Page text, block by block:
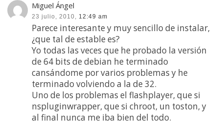
Miguel Ángel
23 julio, 2010, 12:49 am
Parece interesante y muy sencillo de instalar,
¿que tal de estable es?
Yo todas las veces que he probado la versión
de 64 bits de debian he terminado
cansándome por varios problemas y he
terminado volviendo a la de 32.
Uno de los problemas el flashplayer, que si
nspluginwrapper, que si chroot, un toston, y
al final nunca me iba bien del todo.